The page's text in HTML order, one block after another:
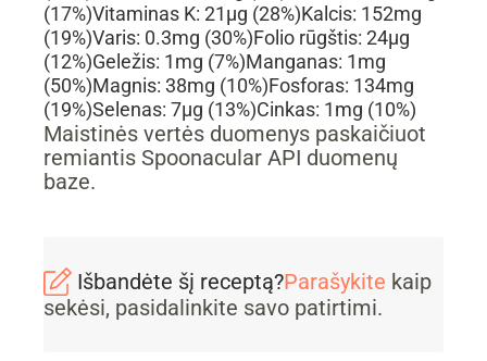
(17%)Vitaminas K: 21µg (28%)Kalcis: 152mg
(19%)Varis: 0.3mg (30%)Folio rūgštis: 24µg
(12%)Geležis: 1mg (7%)Manganas: 1mg
(50%)Magnis: 38mg (10%)Fosforas: 134mg
(19%)Selenas: 7µg (13%)Cinkas: 1mg (10%)
Maistinės vertės duomenys paskaičiuot
remiantis Spoonacular API duomenų
baze.
Išbandėte šį receptą?Parašykite kaip
sekėsi, pasidalinkite savo patirtimi.